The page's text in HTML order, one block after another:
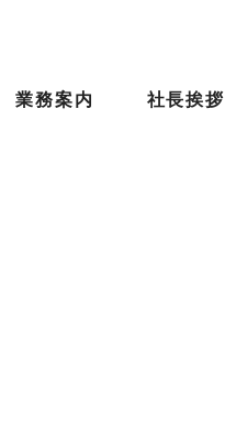
業務案内 社長挨拶